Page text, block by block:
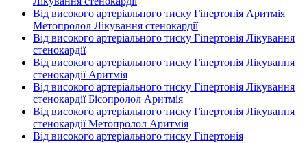
Від високого артеріального тиску Гіпертонія Аритмія
Метопролол Лікування стенокардії
Від високого артеріального тиску Гіпертонія Лікування
стенокардії
Від високого артеріального тиску Гіпертонія Лікування
стенокардії Аритмія
Від високого артеріального тиску Гіпертонія Лікування
стенокардії Бісопролол Аритмія
Від високого артеріального тиску Гіпертонія Лікування
стенокардії Метопролол Аритмія
Від високого артеріального тиску Гіпертонія